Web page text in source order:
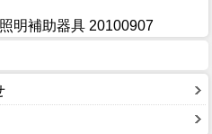
明補助器具 20100907